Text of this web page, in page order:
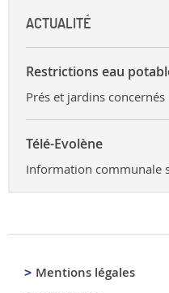
ACTUALITÉ
Restrictions eau
Prés et jardins concernés
Télé-Evolène
Information communale
Mentions légales